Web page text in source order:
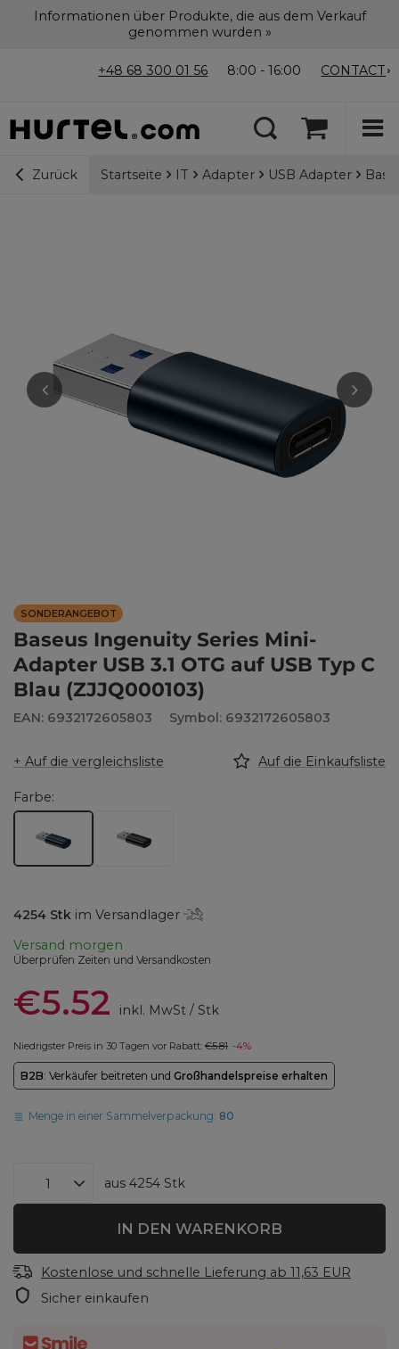
Informationen über Produkte, die aus dem Verkauf
genommen wurden »
+48 68 300 01 56 8:00 - 16:00 CONTACT
Zurück Startseite IT Adapter USB Adapter
SONDERANGEBOT
Baseus Ingenuity Series Mini-
Adapter USB 3.1 OTG auf USB Typ C
Blau (ZJJQ000103)
EAN: 6932172605803 Symbol: 6932172605803
+ Auf die vergleichsliste Auf die Einkaufsliste
Farbe
4254 Stk im Versandlager
Versand morgen
Überprüfen Zeiten und Versandkosten
€5.52 inkl. MwSt/ Stk
Niedrigster Preis in 30 Tagen vor Rabatt: €5.81 -4%
B2B: Verkäufer beitreten und Großhandelspreise erhalten
Menge in einer Sammelverpackung: 80
aus 4254 Stk
IN DEN WARENKORB
Kostenlose und schnelle Lieferung ab 11,63 EUR
Sicher einkaufen